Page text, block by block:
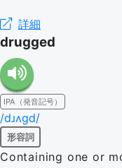
詳細
drugged
IPA（発音記号）
/dɹʌɡd/
形容詞
Containing one or